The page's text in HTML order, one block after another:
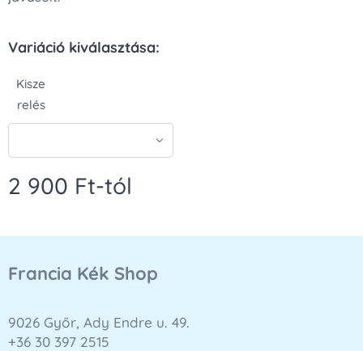
Variáció kiválasztása:
Kisze
relés
2 900 Ft-tól
Francia Kék Shop
9026 Győr, Ady Endre u. 49.
+36 30 397 2515